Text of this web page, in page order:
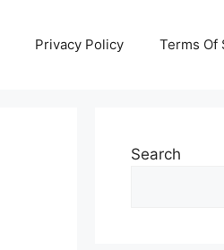
Privacy Policy Terms Of
Search